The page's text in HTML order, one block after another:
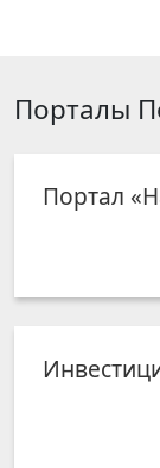
Порталы
Портал